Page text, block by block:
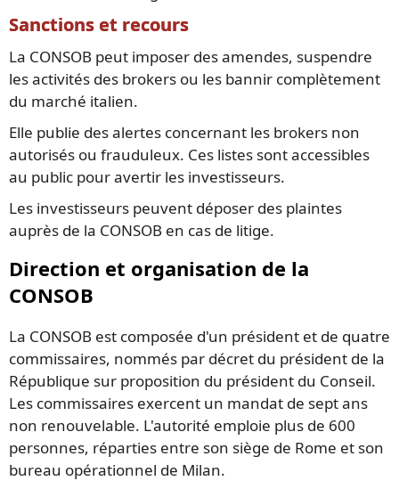
Sanctions et recours
La CONSOB peut imposer des amendes, suspendre
les activités des brokers ou les bannir complètement
du marché italien.
Elle publie des alertes concernant les brokers non
autorisés ou frauduleux. Ces listes sont accessibles
au public pour avertir les investisseurs.
Les investisseurs peuvent déposer des plaintes
auprès de la CONSOB en cas de litige.
Direction et organisation de la
CONSOB
La CONSOB est composée d'un président et de quatre
commissaires, nommés par décret du président de la
République sur proposition du président du Conseil.
Les commissaires exercent un mandat de sept ans
non renouvelable. L'autorité emploie plus de 600
personnes, réparties entre son siège de Rome et son
bureau opérationnel de Milan.